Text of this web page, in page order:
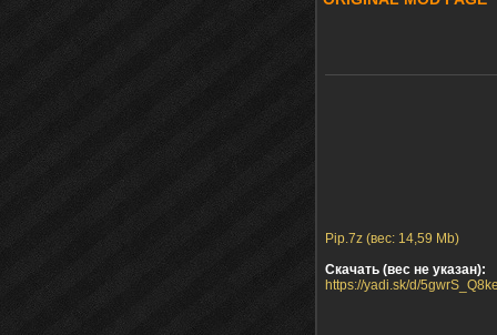
Pip.7z (вес: 14,59 Mb)
Скачать (вес не указан):
https://yadi.sk/d/